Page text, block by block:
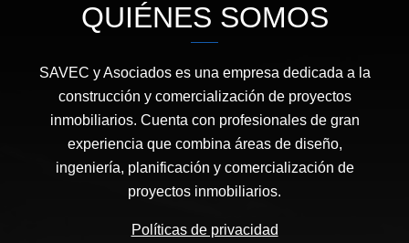
QUIÉNES SOMOS
SAVEC y Asociados es una empresa dedicada a la
construcción y comercialización de proyectos
inmobiliarios. Cuenta con profesionales de gran
experiencia que combina áreas de diseño,
ingeniería, planificación y comercialización de
proyectos inmobiliarios.
Políticas de privacidad